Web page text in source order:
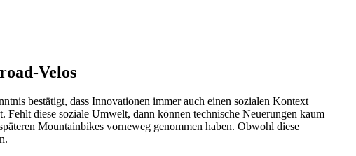
Velos
bestätigt, dass Innovationen immer auch einen sozialen Kontext
diese soziale Umwelt, dann können technische Neuerungen kaum
Mountainbikes vorneweg genommen haben. Obwohl diese